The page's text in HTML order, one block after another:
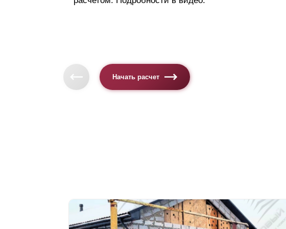
Начать расчет